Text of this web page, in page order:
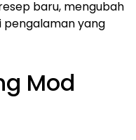
baru, mengubah
pengalaman yang
Mod